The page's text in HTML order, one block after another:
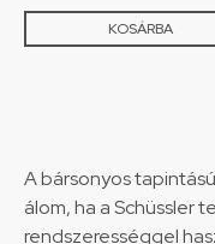
KOSÁRBA
A bársonyos
álom, ha a Schüssler
rendszerességgel